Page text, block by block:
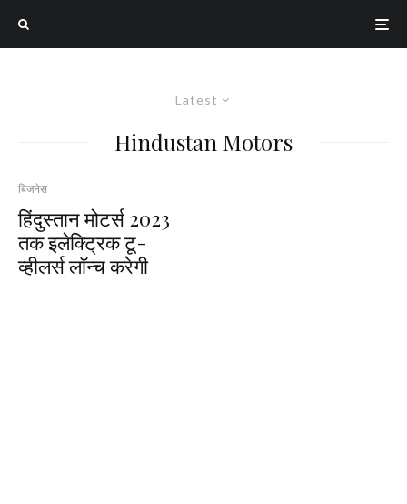
Latest
Hindustan Motors
बिजनेस
हिंदुस्तान मोटर्स 2023
तक इलेक्ट्रिक टू-
व्हीलर्स लॉन्च करेगी